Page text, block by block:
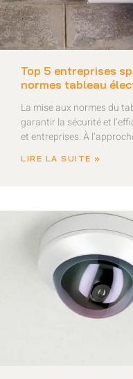
Top 5 entreprises
normes tableau
La mise aux normes du
garantir la sécurité et
et entreprises. À
LIRE LA SUITE »